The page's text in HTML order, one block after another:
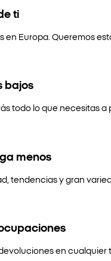
ti
en Europa. Queremos
bajos
todo lo que necesitas a
menos
tendencias y gran
en cualquier